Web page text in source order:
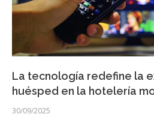
La tecnología redefine la
huésped en la hotelería
30/09/2025